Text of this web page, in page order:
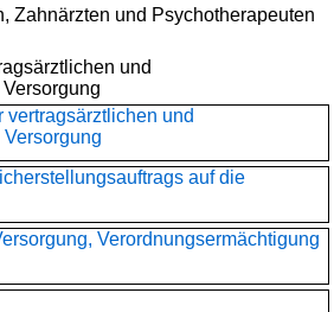
Zahnärzten und Psychotherapeuten
und
und
auf die
Verordnungsermächtigung